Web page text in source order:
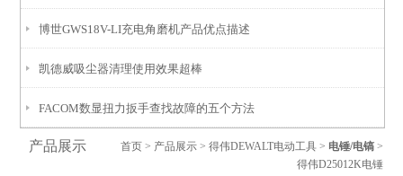
博世GWS18V-LI充电角磨机产品优点描述
凯德威吸尘器清理使用效果超棒
FACOM数显扭力扳手查找故障的五个方法
产品展示 首页> 产品展示> 得伟DEWALT电动工具> 电锤/电镐>
得伟D25012K电锤